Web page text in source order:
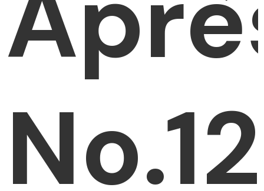
No.12